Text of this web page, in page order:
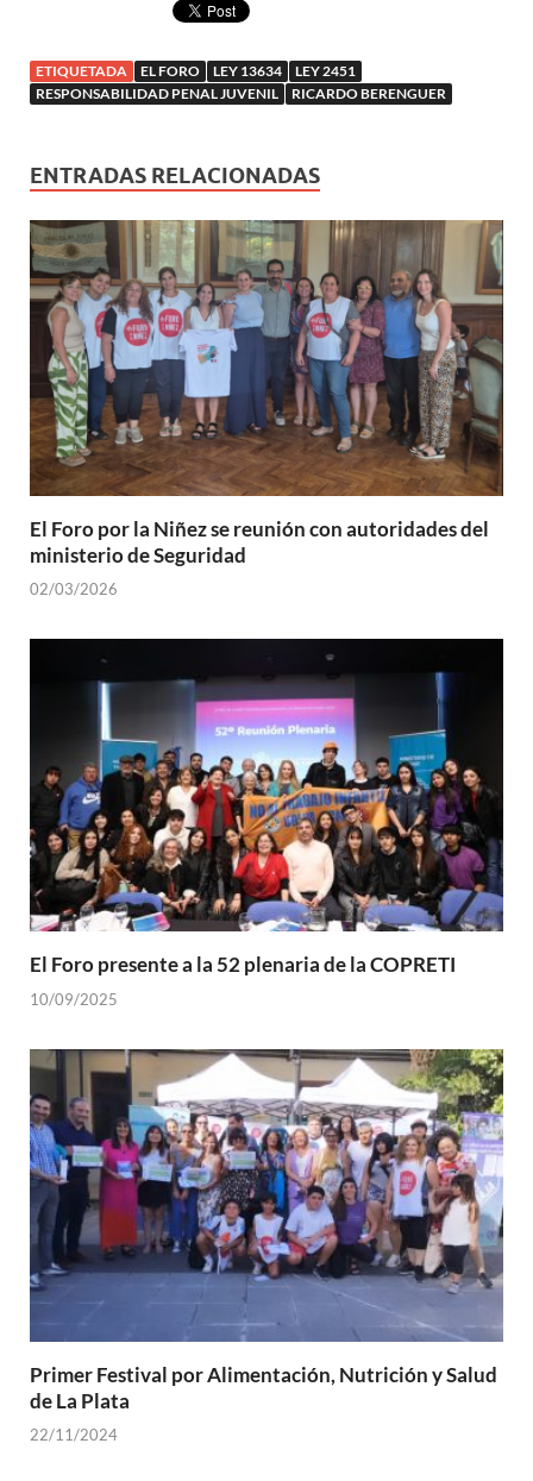
ETIQUETADA EL FORO LEY 13634
LEY 2451
RESPONSABILIDAD PENAL JUVENIL
RICARDO BERENGUER
ENTRADAS RELACIONADAS
El Foro por la Niñez se reunión con autoridades del
ministerio de Seguridad
02/03/2026
El Foro presente a la 52 plenaria de la COPRETI
10/09/2025
Primer Festival por Alimentación, Nutrición y Salud
de La Plata
22/11/2024